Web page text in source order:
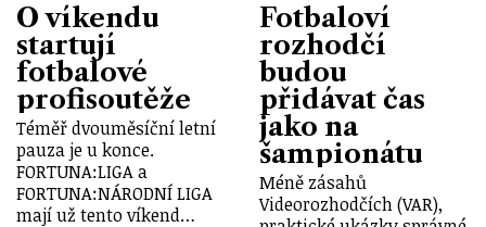
O víkendu
startují
fotbalové
profisoutěže
Téměř dvouměsíční letní
pauza je u konce.
FORTUNA:LIGA a
FORTUNA:NÁRODNÍ LIGA
mají už tento víkend…
Fotbaloví
rozhodčí
budou
přidávat čas
jako na
šampionátu
Méně zásahů
Videorozhodčích (VAR),